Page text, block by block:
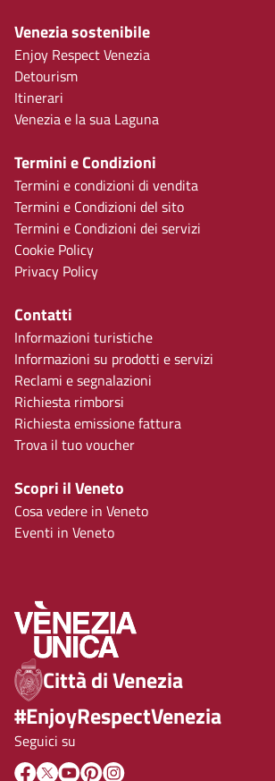
Venezia sostenibile
Enjoy Respect Venezia
Detourism
Itinerari
Venezia e la sua Laguna
Termini e Condizioni
Termini e condizioni di vendita
Termini e Condizioni del sito
Termini e Condizioni dei servizi
Cookie Policy
Privacy Policy
Contatti
Informazioni turistiche
Informazioni su prodotti e servizi
Reclami e segnalazioni
Richiesta rimborsi
Richiesta emissione fattura
Trova il tuo voucher
Scopri il Veneto
Cosa vedere in Veneto
Eventi in Veneto
Città di Venezia
#EnjoyRespectVenezia
Seguici su